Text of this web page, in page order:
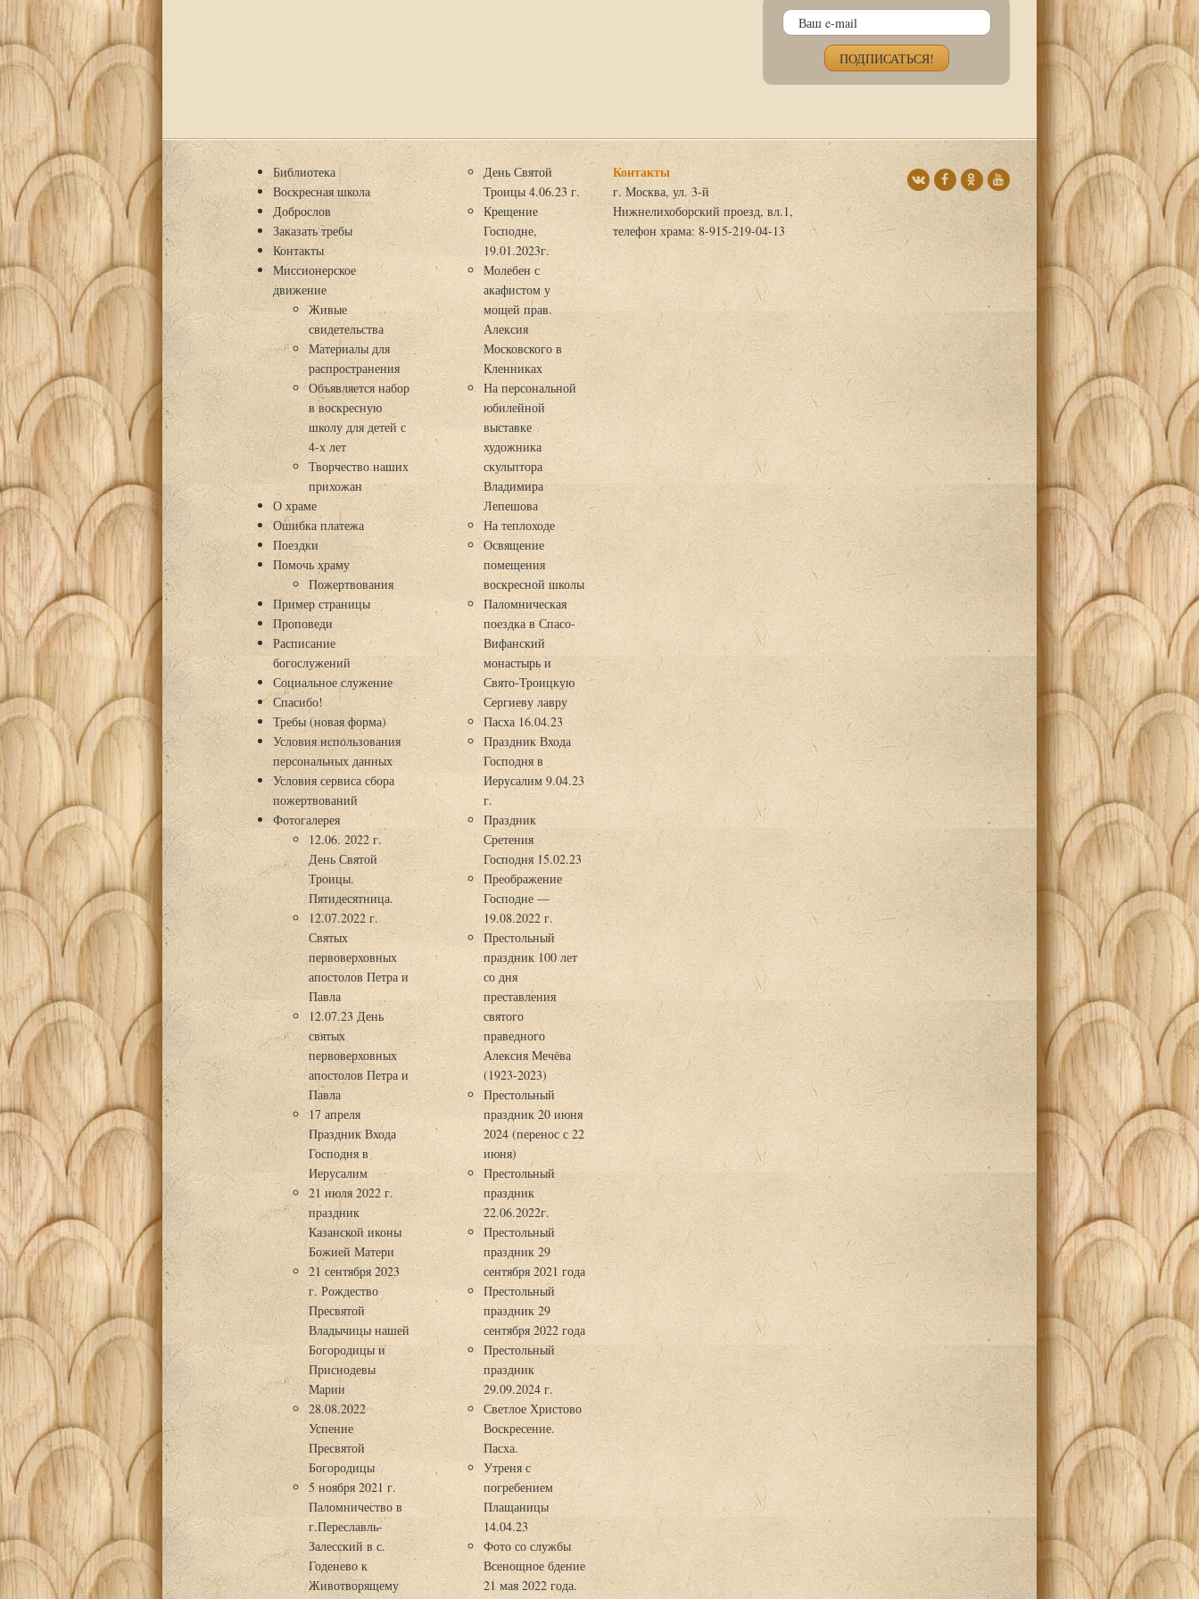
Библиотека
Воскресная школа
Доброслов
Заказать требы
Контакты
Миссионерское
движение
Живые
свидетельства
Материалы для
распространения
Объявляется набор
в воскресную
школу для детей с
4-х лет
Творчество наших
прихожан
О храме
Ошибка платежа
Поездки
Помочь храму
Пожертвования
Пример страницы
Проповеди
Расписание
богослужений
Социальное служение
Спасибо!
Требы (новая форма)
Условия использования
персональных данных
Условия сервиса сбора
пожертвований
Фотогалерея
12.06. 2022 г.
День Святой
Троицы.
Пятидесятница.
12.07.2022 г.
Святых
первоверховных
апостолов Петра и
Павла
12.07.23 День
святых
первоверховных
апостолов Петра и
Павла
17 апреля
Праздник Входа
Господня в
Иерусалим
21 июля 2022 г.
праздник
Казанской иконы
Божией Матери
21 сентября 2023
г. Рождество
Пресвятой
Владычицы нашей
Богородицы и
Приснодевы
Марии
28.08.2022
Успение
Пресвятой
Богородицы
5 ноября 2021 г.
Паломничество в
г.Переславль-
Залесский в с.
Годенево к
Животворящему
День Святой
Троицы 4.06.23 г.
Крещение
Господне,
19.01.2023г.
Молебен с
акафистом у
мощей прав.
Алексия
Московского в
Кленниках
На персональной
юбилейной
выставке
художника
скульптора
Владимира
Лепешова
На теплоходе
Освящение
помещения
воскресной школы
Паломническая
поездка в Спасо-
Вифанский
монастырь и
Свято-Троицкую
Сергиеву лавру
Пасха 16.04.23
Праздник Входа
Господня в
Иерусалим 9.04.23
г.
Праздник
Сретения
Господня 15.02.23
Преображение
Господне —
19.08.2022 г.
Престольный
праздник 100 лет
со дня
преставления
святого
праведного
Алексия Мечёва
(1923-2023)
Престольный
праздник 20 июня
2024 (перенос с 22
июня)
Престольный
праздник
22.06.2022г.
Престольный
праздник 29
сентября 2021 года
Престольный
праздник 29
сентября 2022 года
Престольный
праздник
29.09.2024 г.
Светлое Христово
Воскресение.
Пасха.
Утреня с
погребением
Плащаницы
14.04.23
Фото со службы
Всенощное бдение
21 мая 2022 года.
Контакты
г. Москва, ул. 3-й
Нижнелихоборский проезд, вл.1,
телефон храма: 8-915-219-04-13